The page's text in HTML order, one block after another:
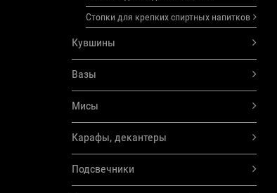
Стопки для крепких спиртных напитков
Кувшины
Вазы
Мисы
Карафы, декантеры
Подсвечники